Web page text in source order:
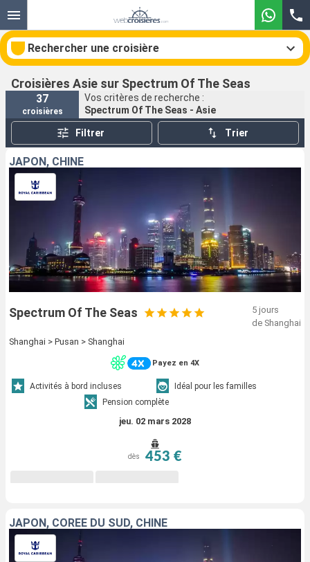
Rechercher une croisière
Nos destinations
Mois de départ
Ports Compagnies
Rechercher
Croisières Asie sur Spectrum Of The Seas
37
croisières
Vos critères de recherche :
Spectrum Of The Seas - Asie
Filtrer Trier
JAPON, CHINE
Spectrum Of The Seas
5 jours
de Shanghai
Shanghai > Pusan > Shanghai
Payez en 4X
Activités à bord incluses
Idéal pour les familles
Pension complète
jeu. 02 mars 2028
dès 453 €
JAPON, CORÉE DU SUD, CHINE